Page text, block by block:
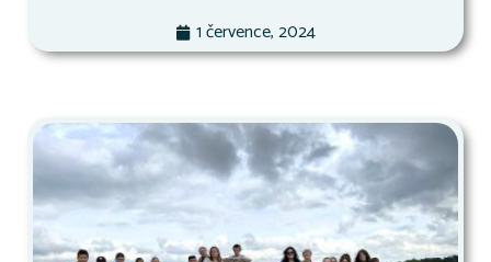
1 července, 2024